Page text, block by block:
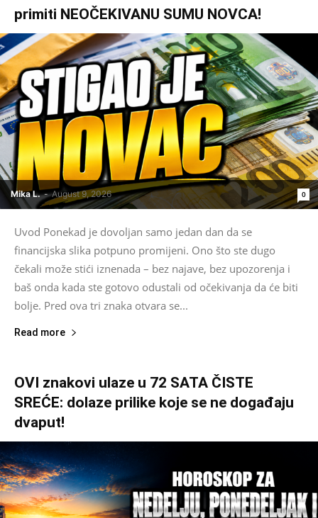
primiti NEOČEKIVANU SUMU NOVCA!
Mika L. - August 9, 2026 0
Uvod Ponekad je dovoljan samo jedan dan da se
financijska slika potpuno promijeni. Ono što ste dugo
čekali može stići iznenada – bez najave, bez upozorenja i
baš onda kada ste gotovo odustali od očekivanja da će biti
bolje. Pred ova tri znaka otvara se...
Read more
OVI znakovi ulaze u 72 SATA ČISTE
SREĆE: dolaze prilike koje se ne događaju
dvaput!